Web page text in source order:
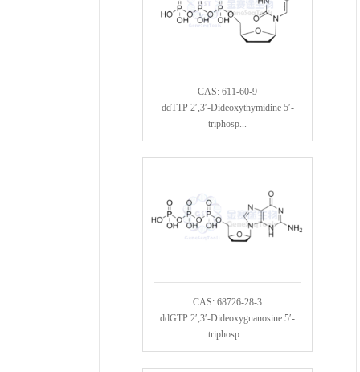
CAS: 611-60-9
ddTTP 2′,3′-Dideoxythymidine 5′-
triphosp...
CAS: 68726-28-3
ddGTP 2′,3′-Dideoxyguanosine 5′-
triphosp...